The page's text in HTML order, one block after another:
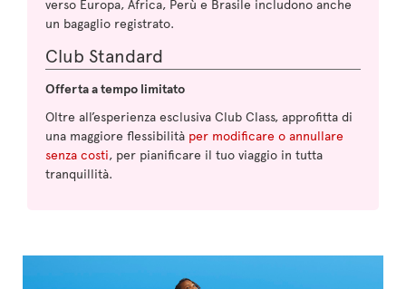
verso Europa, Africa, Perù e Brasile includono anche
un bagaglio registrato.
Club Standard
Offerta a tempo limitato
Oltre all’esperienza esclusiva Club Class, approfitta di
una maggiore flessibilità per modificare o annullare
senza costi, per pianificare il tuo viaggio in tutta
tranquillità.